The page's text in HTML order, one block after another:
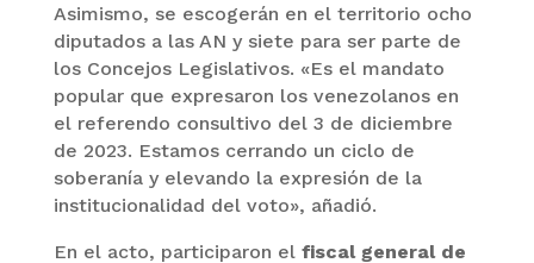
Asimismo, se escogerán en el territorio ocho
diputados a las AN y siete para ser parte de
los Concejos Legislativos. «Es el mandato
popular que expresaron los venezolanos en
el referendo consultivo del 3 de diciembre
de 2023. Estamos cerrando un ciclo de
soberanía y elevando la expresión de la
institucionalidad del voto», añadió.
En el acto, participaron el fiscal general de